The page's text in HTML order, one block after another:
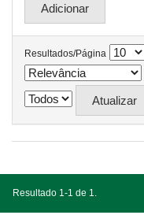
Resultados/Página
Resultado 1-1 de 1.